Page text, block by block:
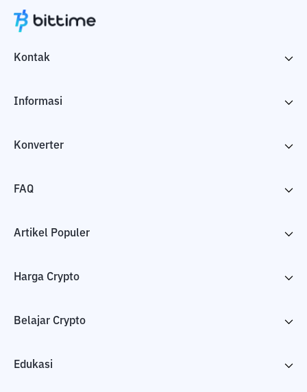
Kontak
Informasi
Konverter
FAQ
Artikel Populer
Harga Crypto
Belajar Crypto
Edukasi